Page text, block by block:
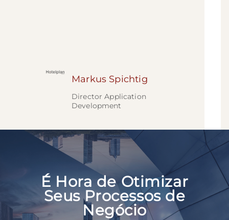
Markus Spichtig
Director Application
Development
É Hora de Otimizar
Seus Processos de
Negócio